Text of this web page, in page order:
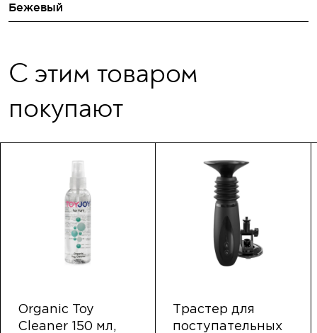
Бежевый
С этим товаром
покупают
Organic Toy
Cleaner 150 мл,
Трастер для
поступательных